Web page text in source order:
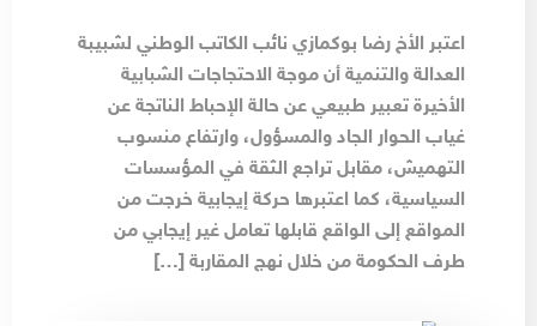
اعتبر الأخ رضا بوكمازي نائب الكاتب الوطني لشبيبة
العدالة والتنمية أن موجة الاحتجاجات الشبابية
الأخيرة تعبير طبيعي عن حالة الإحباط الناتجة عن
غياب الحوار الجاد والمسؤول، وارتفاع منسوب
التهميش، مقابل تراجع الثقة في المؤسسات
السياسية، كما اعتبرها حركة إيجابية خرجت من
المواقع إلى الواقع قابلها تعامل غير إيجابي من
طرف الحكومة من خلال نهج المقاربة […]